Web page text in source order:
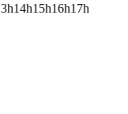
14h15h16h17h